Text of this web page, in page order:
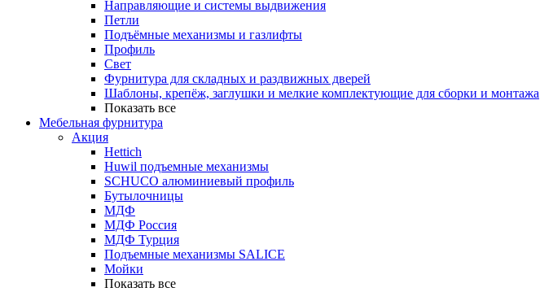
Направляющие и системы выдвижения
Петли
Подъёмные механизмы и газлифты
Профиль
Свет
Фурнитура для складных и раздвижных дверей
Шаблоны, крепёж, заглушки и мелкие комплектующие для сборки и монтажа
Показать все
Мебельная фурнитура
Акция
Hettich
Huwil подъемные механизмы
SCHUCO алюминиевый профиль
Бутылочницы
МДФ
МДФ Россия
МДФ Турция
Подъемные механизмы SALICE
Мойки
Показать все